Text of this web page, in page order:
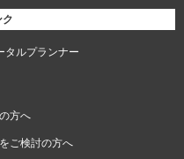
ク
タルプランナー
方へ
ご検討の方へ